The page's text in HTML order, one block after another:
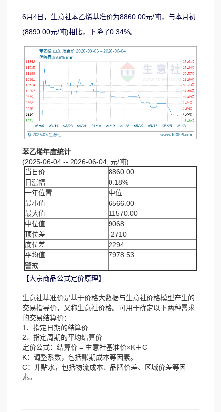
6月4日，生意社苯乙烯基准价为8860.00元/吨，与本月初
(8890.00元/吨)相比，下降了0.34%。
苯乙烯年度统计
(2025-06-04 -- 2026-06-04, 元/吨)
当日价
8860.00
日涨幅
0.18%
一年位置
中位
最小值
6566.00
最大值
11570.00
中位值
9068
顶位差
-2710
底位差
2294
平均值
7978.53
警戒
【大宗商品公式定价原理】
生意社基准价是基于价格大数据与生意社价格模型产生的
交易指导价，又称生意社价格。可用于确定以下两种需求
的交易结算价：
1、指定日期的结算价
2、指定周期的平均结算价
定价公式：结算价 = 生意社基准价×K＋C
K：调整系数，包括账期成本等因素。
C：升贴水，包括物流成本、品牌价差、区域价差等因
素。